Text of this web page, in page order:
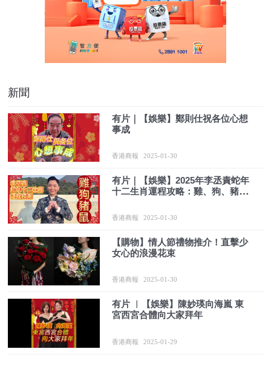
新聞
有片｜【娛樂】鄭則仕祝各位心想
事成
香港商報 2025-01-30
有片｜【娛樂】2025年李丞責蛇年
十二生肖運程攻略：雞、狗、豬、
香港商報 2025-01-30
【購物】情人節禮物推介！直擊少
女心的浪漫花束
香港商報 2025-01-30
有片 ︳【娛樂】陳妙瑛向海嵐 東
宮西宮合體向大家拜年
香港商報 2025-01-29